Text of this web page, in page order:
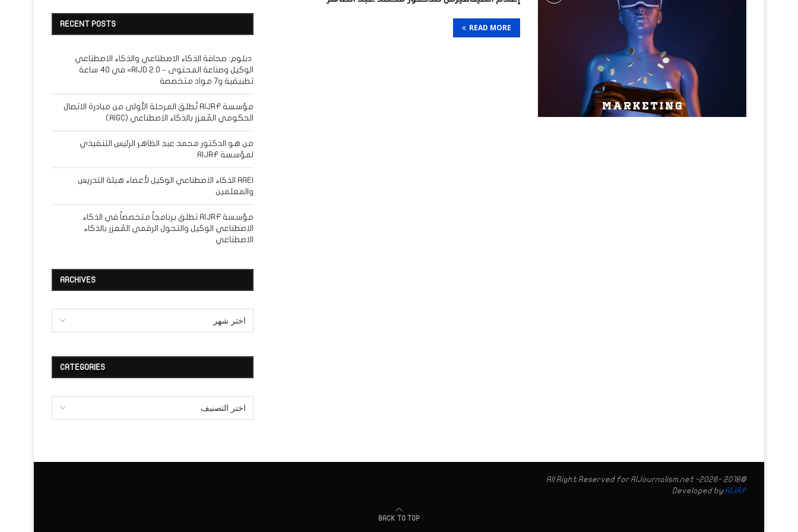
READ MORE
RECENT POSTS
دبلوم: صحافة الذكاء الاصطناعي والذكاء الاصطناعي
الوكيل وصناعة المحتوى – AIJD 2.0» في 40 ساعة
تطبيقية و7 مواد متخصصة
مؤسسة AIJRF تُطلق المرحلة الأولى من مبادرة الاتصال
الحكومي المُعزز بالذكاء الاصطناعي (AIGC)
من هو الدكتور محمد عبد الظاهر الرئيس التنفيذي
لمؤسسة AIJRF
AAEI الذكاء الاصطناعي الوكيل لأعضاء هيئة التدريس
والمعلمين
مؤسسة AIJRF تطلق برنامجاً متخصصاً في الذكاء
الاصطناعي الوكيل والتحول الرقمي المُعزز بالذكاء
الاصطناعي
ARCHIVES
CATEGORIES
@2018 -2026- All Right Reserved for AIJournalism.net
Developed byAIJRF
BACK TO TOP